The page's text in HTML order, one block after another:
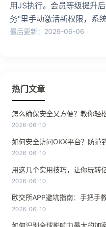
用JS执行。会员等级提升
务"里手动激活新权限，系
最后更新：2026-06-06
热门文章
怎么确保安全又方便？教你轻
2026-06-10
如何安全访问OKX平台？防范
2026-06-10
用这几个实用技巧，让你玩转
2026-06-10
欧交所APP避坑指南：手把手
2026-06-10